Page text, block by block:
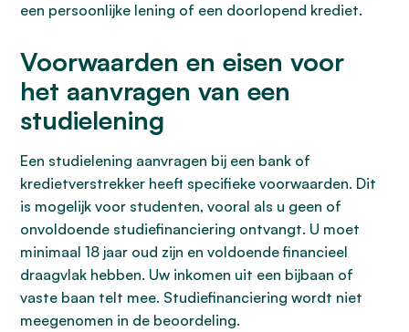
een persoonlijke lening of een doorlopend krediet.
Voorwaarden en eisen voor
het aanvragen van een
studielening
Een studielening aanvragen bij een bank of
kredietverstrekker heeft specifieke voorwaarden. Dit
is mogelijk voor studenten, vooral als u geen of
onvoldoende studiefinanciering ontvangt. U moet
minimaal 18 jaar oud zijn en voldoende financieel
draagvlak hebben. Uw inkomen uit een bijbaan of
vaste baan telt mee. Studiefinanciering wordt niet
meegenomen in de beoordeling.